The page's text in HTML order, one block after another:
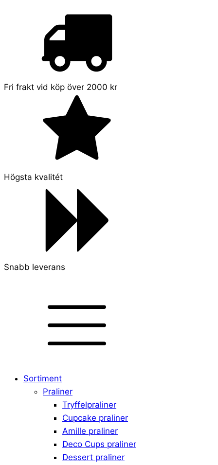
Fri frakt vid köp över 2000 kr
Högsta kvalitét
Snabb leverans
Sortiment
Praliner
Tryffelpraliner
Cupcake praliner
Amille praliner
Deco Cups praliner
Dessert praliner